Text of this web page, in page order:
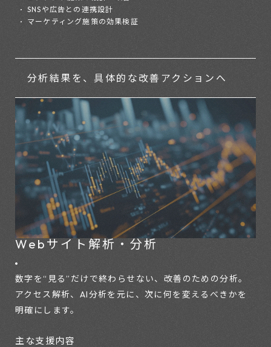
SNSや広告との連携設計
マーケティング施策の効果検証
分析結果を、具体的な 改善アクションへ
Webサイト解析・分析
数字を“見る”だけで終わらせない、改善のための分析。
アクセス解析、AI分析を元に、次に何を変えるべきかを
明確にします。
主な支援内容